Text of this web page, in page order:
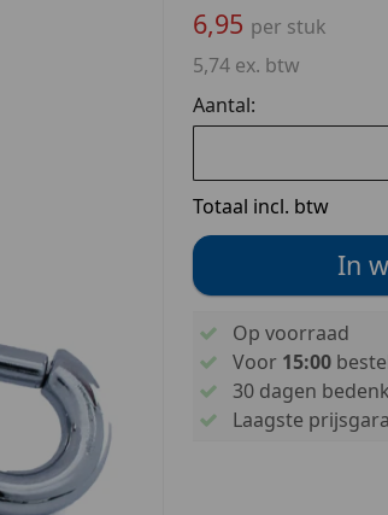
6,95 per stuk
5,74 ex. btw
Aantal:
Totaal incl. btw
In
Op voorraad
Voor 15:00
30 dagen
Laagste